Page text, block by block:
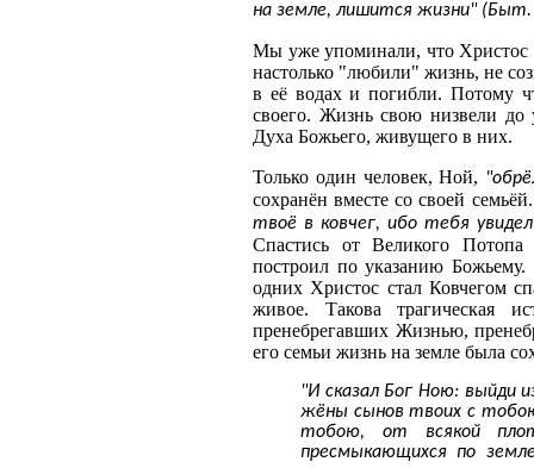
на земле, лишится жизни" (Быт.
Мы уже упоминали, что Христос
настолько "любили" жизнь, не
в её водах и погибли. Потому
своего. Жизнь свою низвели до
Духа Божьего, живущего в них.
Только один человек, Ной,
сохранён вместе со своей
твоё в ковчег, ибо тебя
Спастись от Великого
построил по указанию Божьему.
одних Христос стал Ковчегом
живое. Такова трагическая
пренебрегавших Жизнью,
его семьи жизнь на земле была
"И сказал Бог Ною: выйди
жёны сынов твоих с
тобою, от всякой
пресмыкающихся по